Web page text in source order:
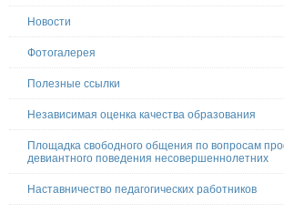
Новости
Фотогалерея
Полезные ссылки
Независимая оценка качества образования
Площадка свободного общения по вопросам
девиантного поведения несовершеннолетних
Наставничество педагогических работников